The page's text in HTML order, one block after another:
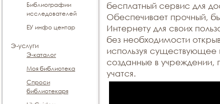
Библиографии
исследователей
ЕУ инфо центар
Э-услуги
Э-каталог
Моя библиотека
Спроси
библиотекаря
бесплатный сервис для
Обеспечивает прочный,
Интернету для своих
без необходимости
используя существующее
созданные в учреждении,
учатся.